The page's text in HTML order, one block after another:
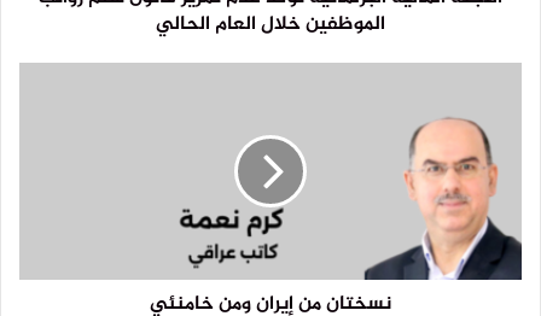
الموظفين خلال العام الحالي
نسختان من إيران ومن خامنئي